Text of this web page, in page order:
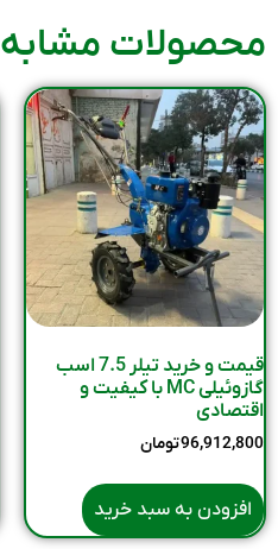
محصولات مشابه
قیمت و خرید تیلر 7.5 اسب
گازوئیلی MC با کیفیت و
اقتصادی
96,912,800تومان
افزودن به سبد خرید